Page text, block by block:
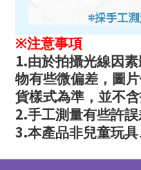
※注意事項
1.由於拍攝光線因
物有些微偏差，圖
貨樣式為準，並不含
2.手工測量有些許誤
3.本產品非兒童玩具